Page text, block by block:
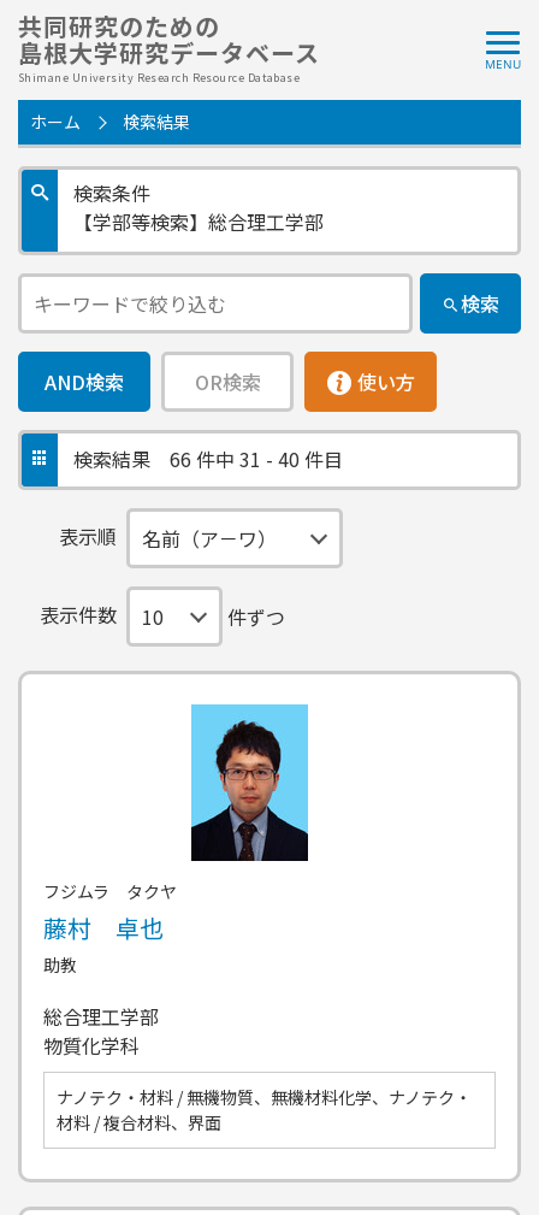
共同研究のための
島根大学研究データベース
Shimane University Research Resource Database
ホーム 検索結果
検索条件
【学部等検索】総合理工学部
検索
AND検索 OR検索 使い方
検索結果 66 件中 31 - 40 件目
表示順
表示件数 件ずつ
フジムラ タクヤ
藤村 卓也
助教
総合理工学部
物質化学科
ナノテク・材料 / 無機物質、無機材料化学、ナノテク・
材料 / 複合材料、界面